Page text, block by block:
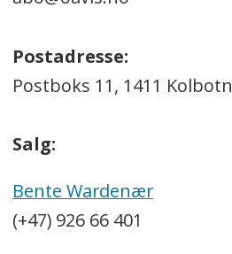
Postadresse:
Postboks 11, 1411 Kolbotn
Salg:
Bente Wardenær
(+47) 926 66 401